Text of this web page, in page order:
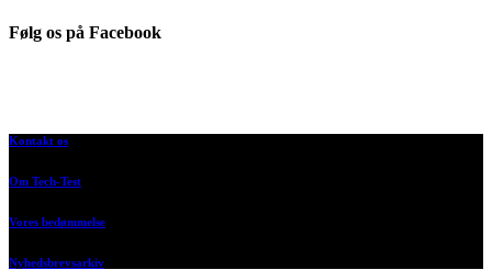
Følg os på Facebook
Kontakt os
Om Tech-Test
Vores bedømmelse
Nyhedsbrevsarkiv